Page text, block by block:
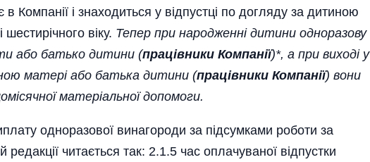
Компанії і знаходиться у відпустці по догляду за дитиною
віку. Тепер при народженні дитини одноразову
або батько дитини (працівники Компанії)*, а при виході у
матері або батька дитини (працівники Компанії) вони
матеріальної допомоги.
одноразової винагороди за підсумками роботи за
читається так: 2.1.5 час оплачуваної відпустки